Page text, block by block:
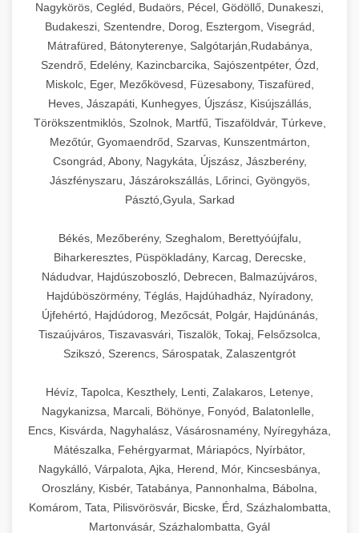
Nagykörös, Cegléd, Budaörs, Pécel, Gödöllő, Dunakeszi,
Budakeszi, Szentendre, Dorog, Esztergom, Visegrád,
Mátrafüred, Bátonyterenye, Salgótarján,Rudabánya,
Szendrő, Edelény, Kazincbarcika, Sajószentpéter, Ózd,
Miskolc, Eger, Mezőkövesd, Füzesabony, Tiszafüred,
Heves, Jászapáti, Kunhegyes, Újszász, Kisújszállás,
Törökszentmiklós, Szolnok, Martfű, Tiszaföldvár, Túrkeve,
Mezőtúr, Gyomaendrőd, Szarvas, Kunszentmárton,
Csongrád, Abony, Nagykáta, Újszász, Jászberény,
Jászfényszaru, Jászárokszállás, Lőrinci, Gyöngyös,
Pásztó,Gyula, Sarkad
Békés, Mezőberény, Szeghalom, Berettyóújfalu,
Biharkeresztes, Püspökladány, Karcag, Derecske,
Nádudvar, Hajdúszoboszló, Debrecen, Balmazújváros,
Hajdúböszörmény, Téglás, Hajdúhadház, Nyíradony,
Újfehértó, Hajdúdorog, Mezőcsát, Polgár, Hajdúnánás,
Tiszaújváros, Tiszavasvári, Tiszalök, Tokaj, Felsőzsolca,
Szikszó, Szerencs, Sárospatak, Zalaszentgrót
Hévíz, Tapolca, Keszthely, Lenti, Zalakaros, Letenye,
Nagykanizsa, Marcali, Böhönye, Fonyód, Balatonlelle,
Encs, Kisvárda, Nagyhalász, Vásárosnamény, Nyíregyháza,
Mátészalka, Fehérgyarmat, Máriapócs, Nyírbátor,
Nagykálló, Várpalota, Ajka, Herend, Mór, Kincsesbánya,
Oroszlány, Kisbér, Tatabánya, Pannonhalma, Bábolna,
Komárom, Tata, Pilisvörösvár, Bicske, Érd, Százhalombatta,
Martonvásár, Százhalombatta, Gyál